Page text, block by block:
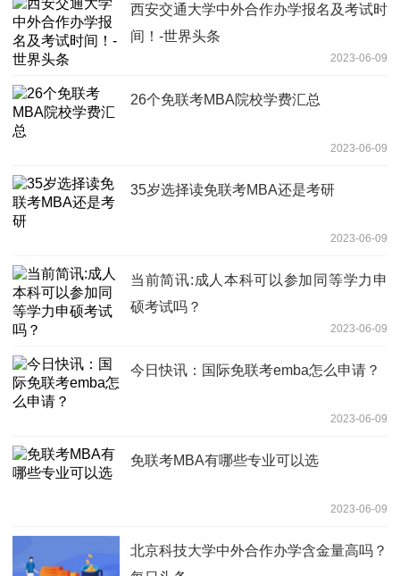
西安交通大学中外合作办学报名及考试时
间！-世界头条
2023-06-09
26个免联考MBA院校学费汇总
2023-06-09
35岁选择读免联考MBA还是考研
2023-06-09
当前简讯:成人本科可以参加同等学力申
硕考试吗？
2023-06-09
今日快讯：国际免联考emba怎么申请？
2023-06-09
免联考MBA有哪些专业可以选
2023-06-09
北京科技大学中外合作办学含金量高吗？